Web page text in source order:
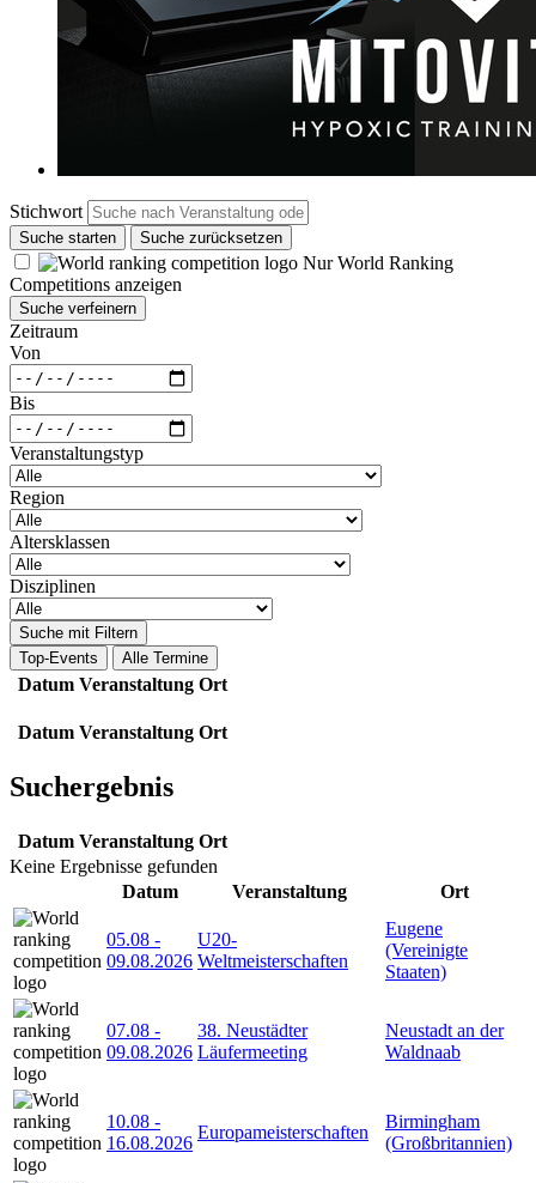
Stichwort
Suche starten Suche zurücksetzen
Nur World Ranking
Competitions anzeigen
Suche verfeinern
Zeitraum
Von
Bis
Veranstaltungstyp
Region
Altersklassen
Disziplinen
Suche mit Filtern
Top-Events
Alle Termine
Datum Veranstaltung Ort
Datum Veranstaltung Ort
Suchergebnis
Datum Veranstaltung Ort
Keine Ergebnisse gefunden
Datum
Veranstaltung Ort
05.08 -
09.08.2026
U20-
Weltmeisterschaften
Eugene
(Vereinigte
Staaten)
07.08 -
09.08.2026
38. Neustädter
Läufermeeting
Neustadt an der
Waldnaab
10.08 -
16.08.2026
Europameisterschaften
Birmingham
(Großbritannien)